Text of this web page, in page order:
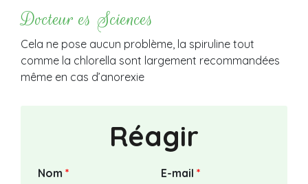
Docteur es Sciences
Cela ne pose aucun problème, la spiruline tout
comme la chlorella sont largement recommandées
même en cas d’anorexie
Réagir
Nom * E-mail *